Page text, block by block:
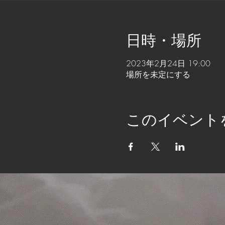
日時・場所
2023年2月24日 19:00
場所を未定にする
このイベント